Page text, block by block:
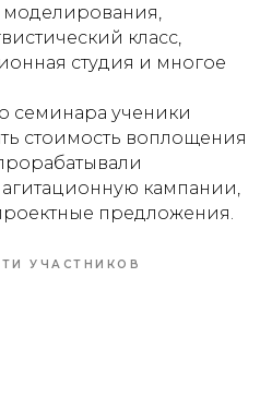
моделирования,
класс,
студия и многое
семинара ученики
стоимость воплощения
кампании,
предложения.
УЧАСТНИКОВ